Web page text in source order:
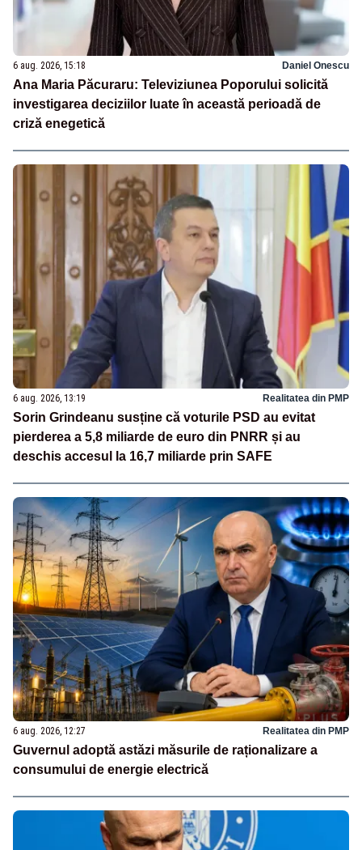
6 aug. 2026, 15:18 Daniel Onescu
Ana Maria Păcuraru: Televiziunea Poporului solicită
investigarea deciziilor luate în această perioadă de
criză enegetică
6 aug. 2026, 13:19 Realitatea din PMP
Sorin Grindeanu susține că voturile PSD au evitat
pierderea a 5,8 miliarde de euro din PNRR și au
deschis accesul la 16,7 miliarde prin SAFE
6 aug. 2026, 12:27 Realitatea din PMP
Guvernul adoptă astăzi măsurile de raționalizare a
consumului de energie electrică